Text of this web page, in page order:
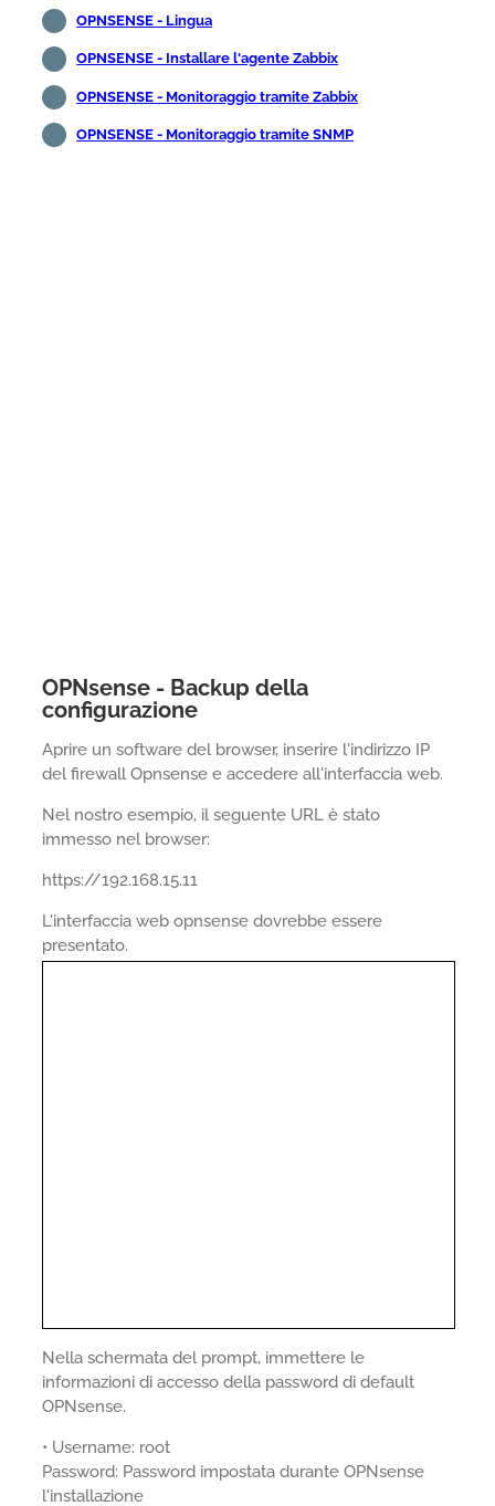
OPNSENSE - Lingua
OPNSENSE - Installare l'agente Zabbix
OPNSENSE - Monitoraggio tramite Zabbix
OPNSENSE - Monitoraggio tramite SNMP
OPNsense - Backup della
configurazione
Aprire un software del browser, inserire l'indirizzo IP
del firewall Opnsense e accedere all'interfaccia web.
Nel nostro esempio, il seguente URL è stato
immesso nel browser:
https://192.168.15.11
L'interfaccia web opnsense dovrebbe essere
presentato.
Nella schermata del prompt, immettere le
informazioni di accesso della password di default
OPNsense.
• Username: root
Password: Password impostata durante OPNsense
l'installazione